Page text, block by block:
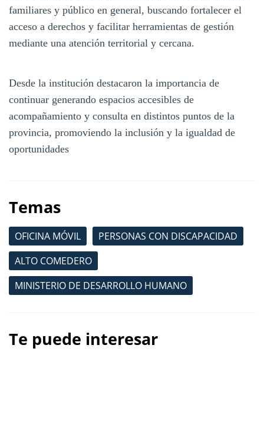
familiares y público en general, buscando fortalecer el
acceso a derechos y facilitar herramientas de gestión
mediante una atención territorial y cercana.
Desde la institución destacaron la importancia de
continuar generando espacios accesibles de
acompañamiento y consulta en distintos puntos de la
provincia, promoviendo la inclusión y la igualdad de
oportunidades
Temas
OFICINA MÓVIL
PERSONAS CON DISCAPACIDAD
ALTO COMEDERO
MINISTERIO DE DESARROLLO HUMANO
Te puede interesar